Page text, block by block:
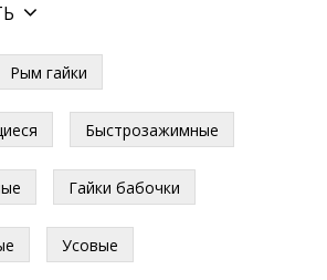
Рым гайки
Быстрозажимные
Гайки бабочки
Усовые